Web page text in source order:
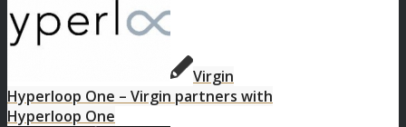
Virgin
Hyperloop One – Virgin partners with
Hyperloop One